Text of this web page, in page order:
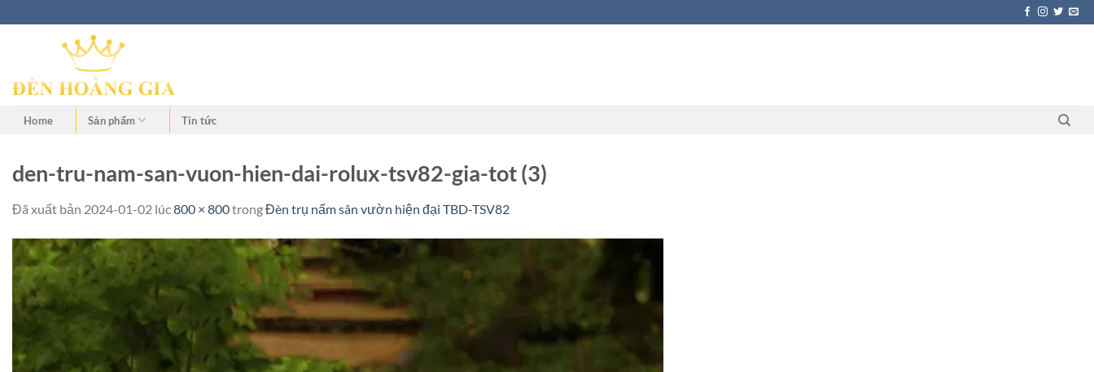
Home Sản phẩm Tin tức
den-tru-nam-san-vuon-hien-dai-rolux-tsv82-gia-tot (3)
Đã xuất bản 2024-01-02 lúc800 × 800trongĐèn trụ nấm sân vườn hiện đại TBD-TSV82